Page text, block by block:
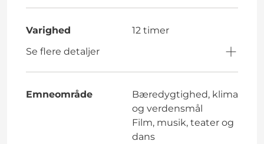
Varighed
12 timer
Se flere detaljer
Emneområde
Bæredygtighed, klima
og verdensmål
Film, musik, teater og
dans